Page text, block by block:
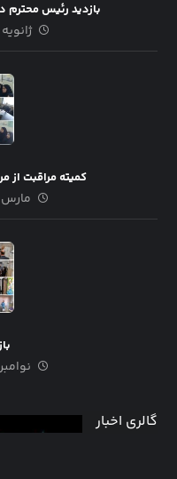
بازدید رئیس محترم
ژانویه ۱۸, ۲۰۲۵
کمیته مراقبت از
مارس ۱۳, ۲۰۲۵
نوامبر ۱۸, ۲۰۲۵
گالری اخبار